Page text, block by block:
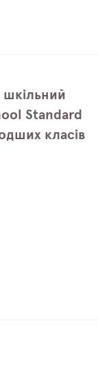
шкільний
Standard
класів